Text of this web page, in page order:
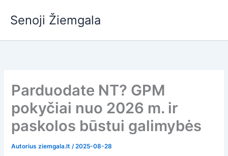
prieSenoji Žiemgala
Parduodate NT? GPM
pokyčiai nuo 2026 m. ir
paskolos būstui galimybės
Autorius ziemgala.lt/2025-08-28